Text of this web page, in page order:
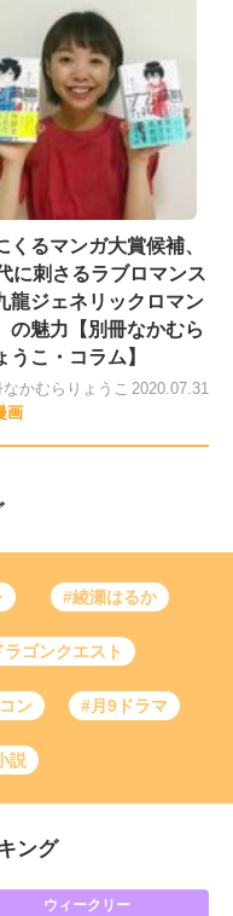
くるマンガ大賞候補、
に刺さるラブロマンス
龍ジェネリックロマン
の魅力【別冊なかむら
うこ・コラム】
なかむらりょうこ
画
2020.07.31
#綾瀬はるか
ラゴンクエスト
ン #月9ドラマ
説
ング
ウィークリー